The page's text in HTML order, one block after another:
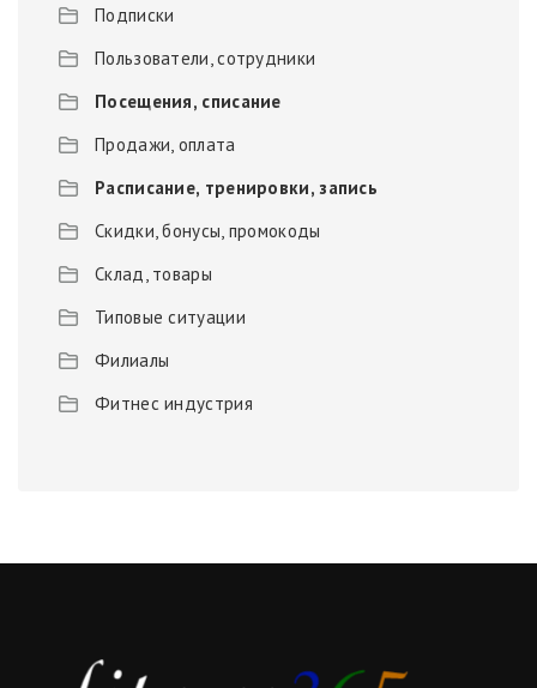
Подписки
Пользователи, сотрудники
Посещения, списание
Продажи, оплата
Расписание, тренировки, запись
Скидки, бонусы, промокоды
Склад, товары
Типовые ситуации
Филиалы
Фитнес индустрия